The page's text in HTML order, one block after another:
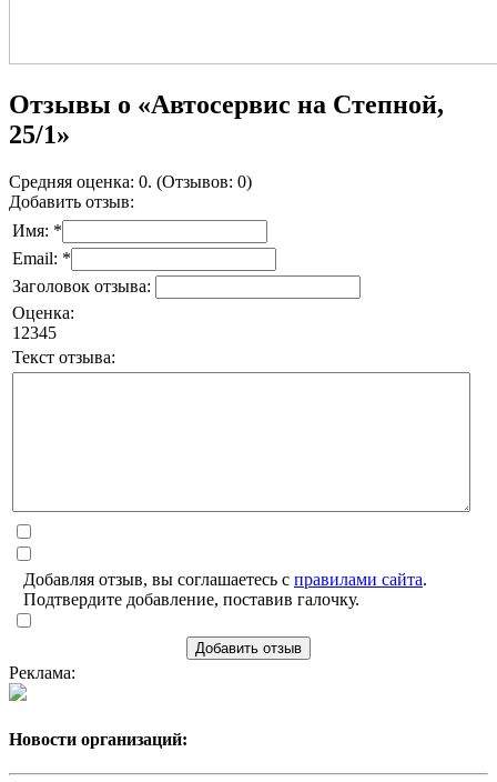
Отзывы о «Автосервис на Степной,
25/1»
Средняя оценка: 0. (Отзывов: 0)
Добавить отзыв:
Имя: *
Email: *
Заголовок отзыва:
Оценка:
1 2345
Текст отзыва:
Добавляя отзыв, вы соглашаетесь с правилами сайта.
Подтвердите добавление, поставив галочку.
Добавить отзыв
Реклама:
Новости организаций: